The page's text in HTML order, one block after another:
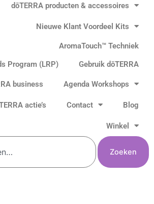
dōTERRA producten & accessoires
Nieuwe Klant Voordeel Kits
AromaTouch™ Techniek
Program (LRP)
Gebruik dōTERRA
business Agenda Workshops
actie’s Contact Blog
Winkel
Zoeken